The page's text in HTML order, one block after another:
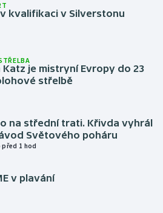
v kvalifikaci v Silverstonu
Katz je mistryní Evropy do 23
střelbě
na střední trati. Křivda vyhrál
Světového poháru
1 hod
v plavání